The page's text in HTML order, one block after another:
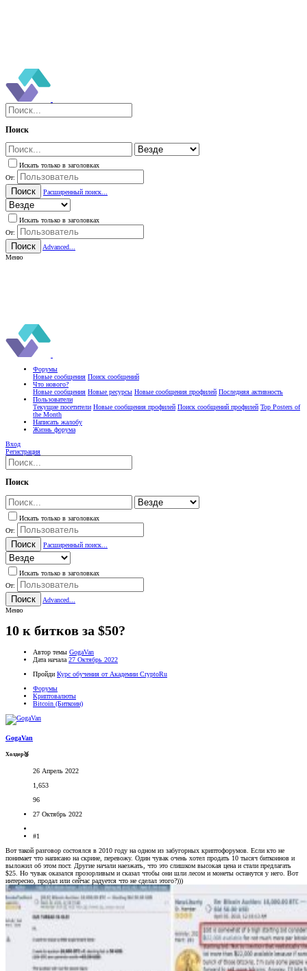
Поиск
Искать только в заголовках
От:
Поиск Расширенный поиск...
Искать только в заголовках
От:
Поиск
Advanced...
Меню
Форумы
Новые сообщения Поиск сообщений
Что нового?
Новые сообщения Новые ресурсы Новые сообщения профилей Последняя активность
Пользователи
Текущие посетители Новые сообщения профилей Поиск сообщений профилей Top Posters of
the Month
Написать жалобу
Жизнь форума
Вход
Регистрация
Поиск
Искать только в заголовках
От:
Поиск Расширенный поиск...
Искать только в заголовках
От:
Поиск
Advanced...
Меню
10 к битков за $50?
Автор темы GogaVan
Дата начала 27 Октябрь 2022
Пройди Курс обучения от Академии CryptoRu
Форумы
Криптовалюты
Bitcoin (Биткоин)
GogaVan
Холдер🥉
26 Апрель 2022
1,653
96
27 Октябрь 2022
#1
Вот такой разговор состоялся в 2010 году на одном из забугорных криптофорумов. Если кто не
понимает что написано на скрине, перевожу. Один чувак очень хотел продать 10 тысяч биткоинов и
выложил об этом пост. Другие начали наезжать, что это слишком высокая цена и стали предлагать
$25. Но чувак оказался прозорливым и сказал чтобы они шли лесом и монеты останутся у него. Вот
интересно, продал или сейчас радуется что не сделал этого?)))